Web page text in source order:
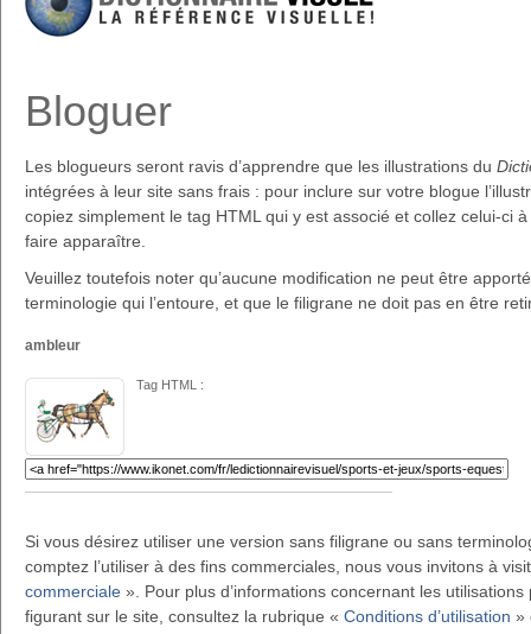
Bloguer
Les blogueurs seront ravis d’apprendre que les illustrations du
intégrées à leur site sans frais : pour inclure sur votre blogue
copiez simplement le tag HTML qui y est associé et collez celui-ci
faire apparaître.
Veuillez toutefois noter qu’aucune modification ne peut être
terminologie qui l’entoure, et que le filigrane ne doit pas en être
ambleur
Tag HTML :
Si vous désirez utiliser une version sans filigrane ou sans
comptez l’utiliser à des fins commerciales, nous vous invitons à
commerciale ». Pour plus d’informations concernant les
figurant sur le site, consultez la rubrique « Conditions d’utilisation »